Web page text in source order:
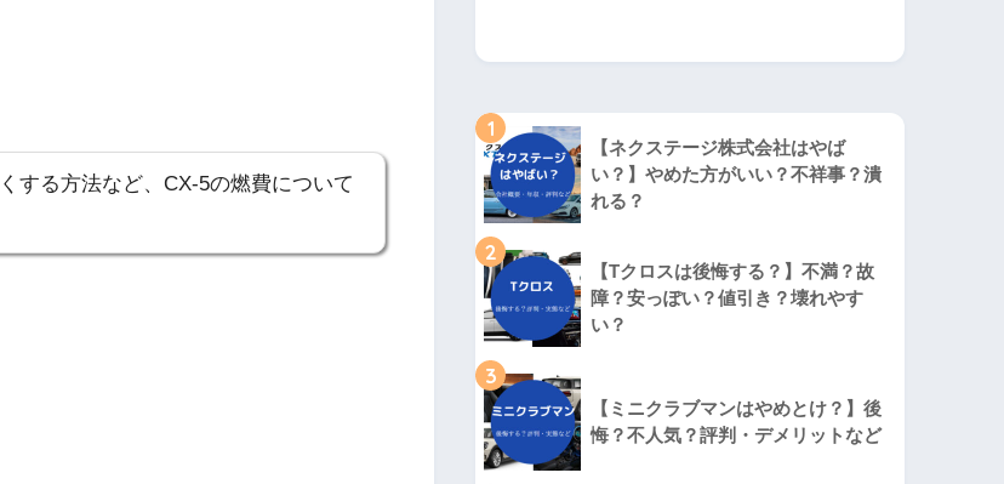
る方法など、CX-5の燃費について
1
【ネクステージ株式会社はやば
い？】やめた方がいい？不祥事？潰
れる？
2
【Tクロスは後悔する？】不満？故
障？安っぽい？値引き？壊れやす
い？
3
【ミニクラブマンはやめとけ？】後
悔？不人気？評判・デメリットなど